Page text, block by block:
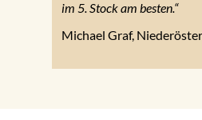
im 5. Stock am besten.“
Michael Graf,